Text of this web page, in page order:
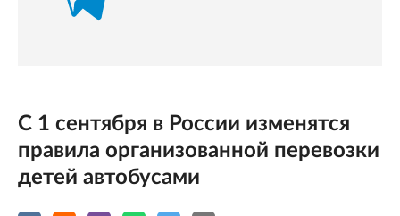
С 1 сентября в России изменятся
правила организованной перевозки
детей автобусами